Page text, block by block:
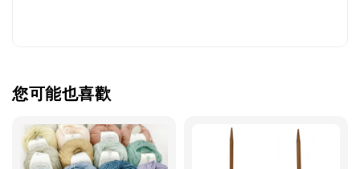
您可能也喜歡